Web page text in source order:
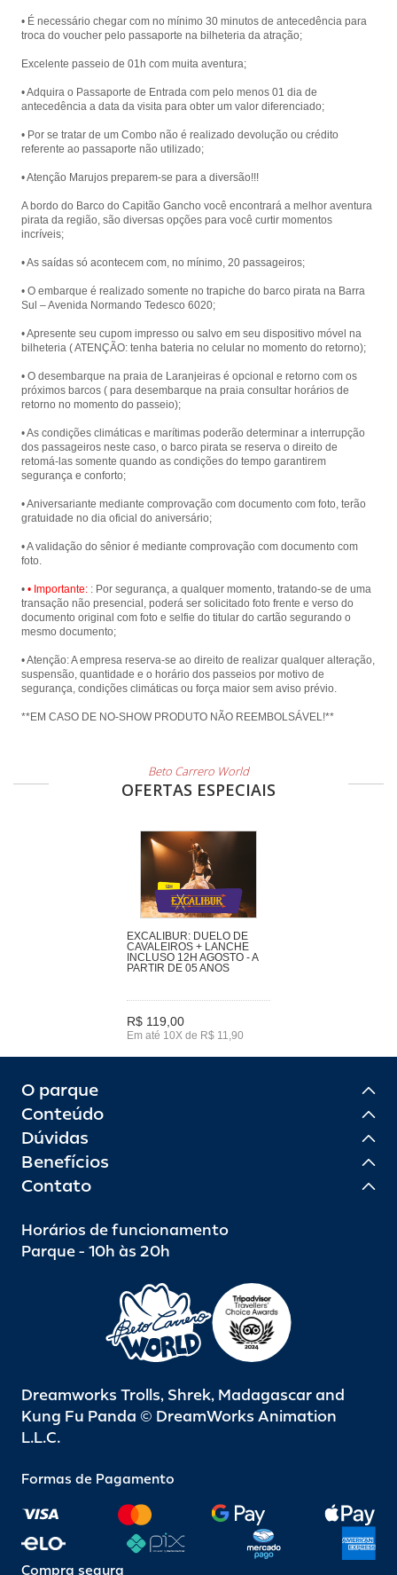
• É necessário chegar com no mínimo 30 minutos de antecedência para
troca do voucher pelo passaporte na bilheteria da atração;
Excelente passeio de 01h com muita aventura;
• Adquira o Passaporte de Entrada com pelo menos 01 dia de
antecedência a data da visita para obter um valor diferenciado;
• Por se tratar de um Combo não é realizado devolução ou crédito
referente ao passaporte não utilizado;
• Atenção Marujos preparem-se para a diversão!!!
A bordo do Barco do Capitão Gancho você encontrará a melhor aventura
pirata da região, são diversas opções para você curtir momentos
incríveis;
• As saídas só acontecem com, no mínimo, 20 passageiros;
• O embarque é realizado somente no trapiche do barco pirata na Barra
Sul – Avenida Normando Tedesco 6020;
• Apresente seu cupom impresso ou salvo em seu dispositivo móvel na
bilheteria ( ATENÇÃO: tenha bateria no celular no momento do retorno);
• O desembarque na praia de Laranjeiras é opcional e retorno com os
próximos barcos ( para desembarque na praia consultar horários de
retorno no momento do passeio);
• As condições climáticas e marítimas poderão determinar a interrupção
dos passageiros neste caso, o barco pirata se reserva o direito de
retomá-las somente quando as condições do tempo garantirem
segurança e conforto;
• Aniversariante mediante comprovação com documento com foto, terão
gratuidade no dia oficial do aniversário;
• A validação do sênior é mediante comprovação com documento com
foto.
• • Importante: : Por segurança, a qualquer momento, tratando-se de uma
transação não presencial, poderá ser solicitado foto frente e verso do
documento original com foto e selfie do titular do cartão segurando o
mesmo documento;
• Atenção: A empresa reserva-se ao direito de realizar qualquer alteração,
suspensão, quantidade e o horário dos passeios por motivo de
segurança, condições climáticas ou força maior sem aviso prévio.
**EM CASO DE NO-SHOW PRODUTO NÃO REEMBOLSÁVEL!**
Beto Carrero World
OFERTAS ESPECIAIS
EXCALIBUR: DUELO DE
CAVALEIROS + LANCHE
INCLUSO 12H AGOSTO - A
PARTIR DE 05 ANOS
R$ 119,00
Em até 10X de R$ 11,90
O parque
Conteúdo
Dúvidas
Benefícios
Contato
Horários de funcionamento
Parque - 10h às 20h
Dreamworks Trolls, Shrek, Madagascar and
Kung Fu Panda © DreamWorks Animation
L.L.C.
Formas de Pagamento
Compra segura